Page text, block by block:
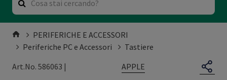
PERIFERICHE E ACCESSORI
Periferiche PC e Accessori
Tastiere
Art.No. 586063 |
APPLE